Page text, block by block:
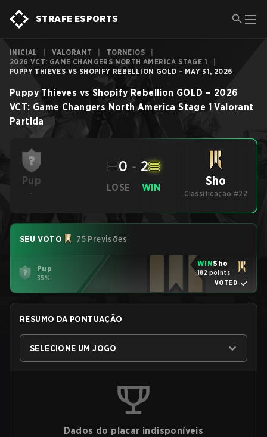
STRAFE ESPORTS
INICIAL VALORANT TORNEIOS
2026 VCT: GAME CHANGERS NORTH AMERICA STAGE 1
PUPPY THIEVES VS SHOPIFY REBELLION GOLD - MAY 31, 2026
Puppy Thieves vs Shopify Rebellion GOLD – 2026
VCT: Game Changers North America Stage 1 Valorant
Partida
Pup
-
LOSE
0 - 2
WIN Sho
Classificação #22
SEU VOTO 75 Previsões
Pup
35%
WINSho
182 points
VOTED
RESUMO DA PONTUAÇÃO
SELECIONE UM JOGO
Dados do placar indisponíveis